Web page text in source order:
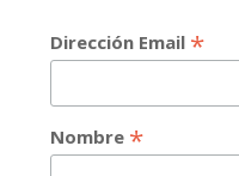
Dirección Email *
Nombre *